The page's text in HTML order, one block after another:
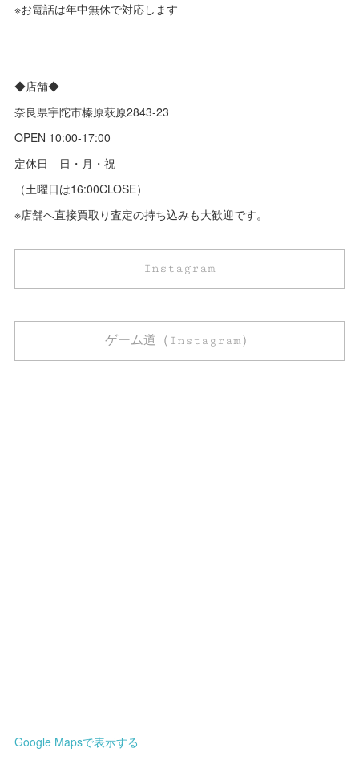
※お電話は年中無休で対応します
◆店舗◆
奈良県宇陀市榛原萩原2843‐23
OPEN 10:00-17:00
定休日 日・月・祝
（土曜日は16:00CLOSE）
※店舗へ直接買取り査定の持ち込みも大歓迎です。
Instagram
ゲーム道（Instagram）
Google Mapsで表示する